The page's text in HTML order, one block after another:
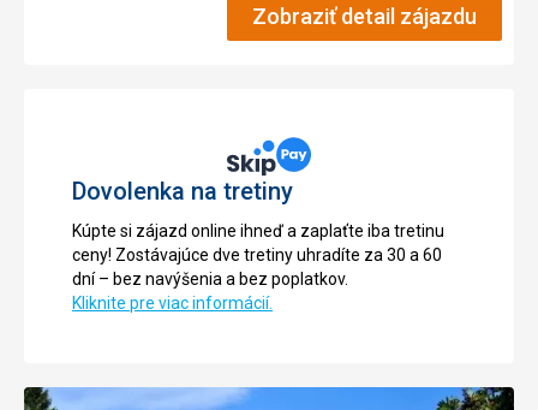
Zobraziť detail zájazdu
Dovolenka na tretiny
Kúpte si zájazd online ihneď a zaplaťte iba tretinu
ceny! Zostávajúce dve tretiny uhradíte za 30 a 60
dní – bez navýšenia a bez poplatkov.
Kliknite pre viac informácií.